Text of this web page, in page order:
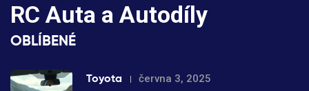
RC Auta a Autodíly
OBLÍBENÉ
Toyota června 3, 2025